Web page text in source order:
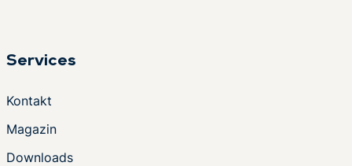
Services
Kontakt
Magazin
Downloads